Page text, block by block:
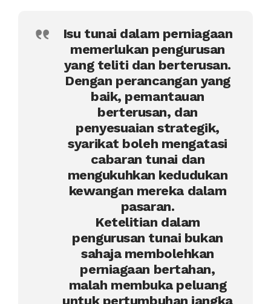
Isu tunai dalam perniagaan
memerlukan pengurusan
yang teliti dan berterusan.
Dengan perancangan yang
baik, pemantauan
berterusan, dan
penyesuaian strategik,
syarikat boleh mengatasi
cabaran tunai dan
mengukuhkan kedudukan
kewangan mereka dalam
pasaran.
Ketelitian dalam
pengurusan tunai bukan
sahaja membolehkan
perniagaan bertahan,
malah membuka peluang
untuk pertumbuhan jangka